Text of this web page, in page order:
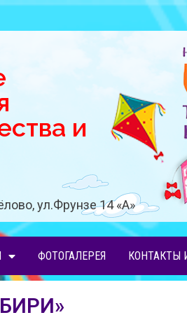
и
ул.Фрунзе 14 «A»
ФОТОГАЛЕРЕЯ КОНТАКТЫ